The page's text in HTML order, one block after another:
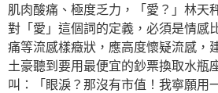
肌肉酸痛、極度乏力，「愛？」林天
對「愛」這個詞的定義，必須是情感
痛等流感樣癥狀，應高度懷疑流感，
土豪聽到要用最便宜的鈔票換取水瓶
叫：「眼淚？那沒有市值！我寧願用